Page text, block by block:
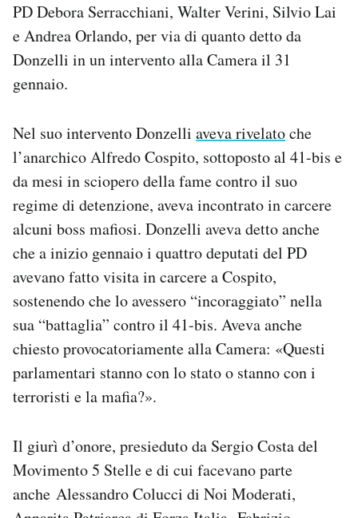
PD Debora Serracchiani, Walter Verini, Silvio Lai
e Andrea Orlando, per via di quanto detto da
Donzelli in un intervento alla Camera il 31
gennaio.
Nel suo intervento Donzelli aveva rivelatoche
l’anarchico Alfredo Cospito, sottoposto al 41-bis e
da mesi in sciopero della fame contro il suo
regime di detenzione, aveva incontrato in carcere
alcuni boss mafiosi. Donzelli aveva detto anche
che a inizio gennaio i quattro deputati del PD
avevano fatto visita in carcere a Cospito,
sostenendo che lo avessero “incoraggiato” nella
sua “battaglia” contro il 41-bis. Aveva anche
chiesto provocatoriamente alla Camera: «Questi
parlamentari stanno con lo stato o stanno con i
terroristi e la mafia?».
Il giurì d’onore, presieduto da Sergio Costa del
Movimento 5 Stelle e di cui facevano parte
anche Alessandro Colucci di Noi Moderati,